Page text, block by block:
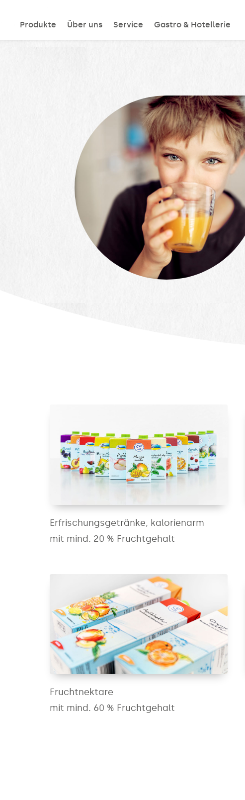
Produkte Über uns Service Gastro & Hotellerie
Erfrischungsgetränke, kalorienarm
mit mind. 20 % Fruchtgehalt
Fruchtnektare
mit mind. 60 % Fruchtgehalt